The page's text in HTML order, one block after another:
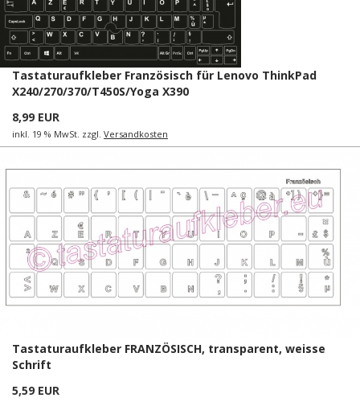
Tastaturaufkleber Französisch für Lenovo ThinkPad
X240/270/370/T450S/Yoga X390
8,99 EUR
inkl. 19 % MwSt. zzgl. Versandkosten
Tastaturaufkleber FRANZÖSISCH, transparent, weisse
Schrift
5,59 EUR